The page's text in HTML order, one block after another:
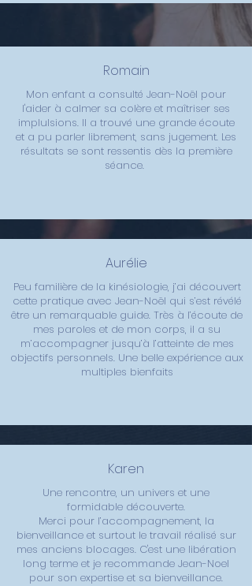
Romain
Mon enfant a consulté Jean-Noël pour
l'aider à calmer sa colère et maîtriser ses
implulsions. Il a trouvé une grande écoute
et a pu parler librement, sans jugement. Les
résultats se sont ressentis dès la première
séance.
Aurélie
Peu familière de la kinésiologie, j’ai découvert
cette pratique avec Jean-Noël qui s’est révélé
être un remarquable guide. Très à l’écoute de
mes paroles et de mon corps, il a su
m’accompagner jusqu’à l’atteinte de mes
objectifs personnels. Une belle expérience aux
multiples bienfaits
Karen
Une rencontre, un univers et une
formidable découverte.
Merci pour l’accompagnement, la
bienveillance et surtout le travail réalisé sur
mes anciens blocages. C'est une libération
long terme et je recommande Jean-Noel
pour son expertise et sa bienveillance.